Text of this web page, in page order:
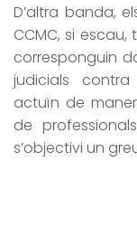
D’altra banda,
CCMC, si
corresponguin
judicials
actuïn de
de
s’objectivi un